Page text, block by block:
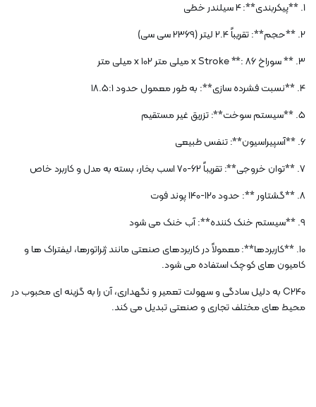
1. **پیکربندی**: 4 سیلندر خطی
2. **حجم**: تقریباً 2.4 لیتر (2369 سی سی)
3. ** سوراخ x Stroke **: 86 میلی متر x 102 میلی متر
4. **نسبت فشرده سازی**: به طور معمول حدود 18.5:1
5. **سیستم سوخت**: تزریق غیر مستقیم
6. **آسپیراسیون**: تنفس طبیعی
7. **توان خروجی**: تقریباً 62-70 اسب بخار، بسته به مدل و کاربرد خاص
8. **گشتاور **: حدود 120-140 پوند فوت
9. **سیستم خنک کننده**: آب خنک می شود
10. **کاربردها**: معمولاً در کاربردهای صنعتی مانند ژنراتورها، لیفتراک ها و
کامیون های کوچک استفاده می شود.
C240 به دلیل سادگی و سهولت تعمیر و نگهداری، آن را به گزینه ای محبوب در
محیط های مختلف تجاری و صنعتی تبدیل می کند.